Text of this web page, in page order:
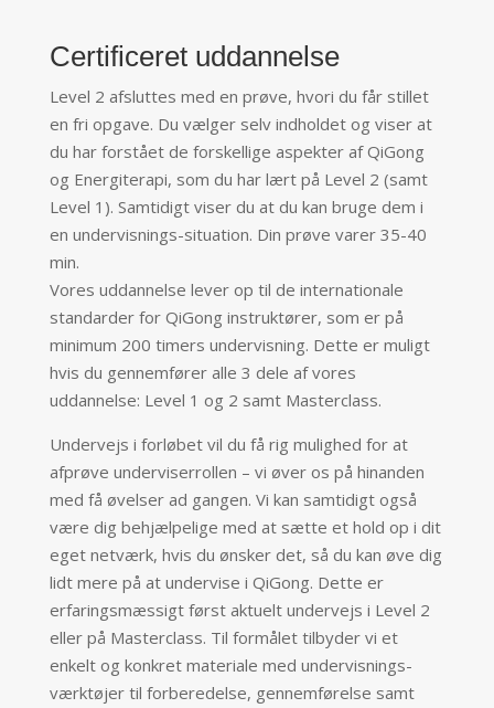
Certificeret uddannelse
Level 2 afsluttes med en prøve, hvori du får stillet
en fri opgave. Du vælger selv indholdet og viser at
du har forstået de forskellige aspekter af QiGong
og Energiterapi, som du har lært på Level 2 (samt
Level 1). Samtidigt viser du at du kan bruge dem i
en undervisnings-situation. Din prøve varer 35-40
min.
Vores uddannelse lever op til de internationale
standarder for QiGong instruktører, som er på
minimum 200 timers undervisning. Dette er muligt
hvis du gennemfører alle 3 dele af vores
uddannelse: Level 1 og 2 samt Masterclass.
Undervejs i forløbet vil du få rig mulighed for at
afprøve underviserrollen – vi øver os på hinanden
med få øvelser ad gangen. Vi kan samtidigt også
være dig behjælpelige med at sætte et hold op i dit
eget netværk, hvis du ønsker det, så du kan øve dig
lidt mere på at undervise i QiGong. Dette er
erfaringsmæssigt først aktuelt undervejs i Level 2
eller på Masterclass. Til formålet tilbyder vi et
enkelt og konkret materiale med undervisnings-
værktøjer til forberedelse, gennemførelse samt